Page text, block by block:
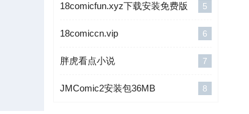
5
18comicfun.xyz下载安装免费版
6
18comiccn.vip
7
胖虎看点小说
8
JMComic2安装包36MB